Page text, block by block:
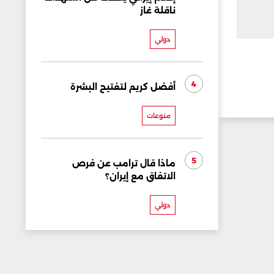
ناقلة غاز
دولي
4 أفضل كريم لتفتيح البشرة
منوعات
5
ماذا قال ترامب عن فرص
الاتفاق مع إيران؟
دولي